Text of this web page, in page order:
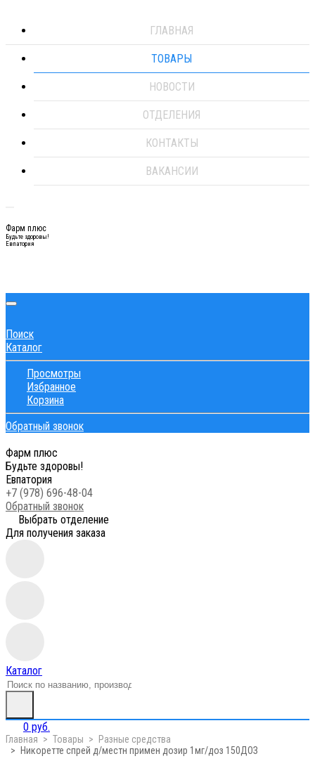
ГЛАВНАЯ
ТОВАРЫ
НОВОСТИ
ОТДЕЛЕНИЯ
КОНТАКТЫ
ВАКАНСИИ
Фарм плюс
Будьте здоровы!
Евпатория
Поиск
Каталог
Просмотры
Избранное
Корзина
Обратный звонок
Фарм плюс
Будьте здоровы!
Евпатория
+7 (978) 696-48-04
Обратный звонок
Выбрать отделение
Для получения заказа
Каталог
0 руб.
Главная Товары
Разные средства
Никоретте спрей д/местн примен дозир 1мг/доз 150ДОЗ